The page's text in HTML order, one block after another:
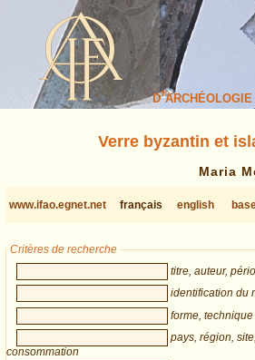
Verre byzantin et
Maria
www.ifao.egnet.net français english
Critères de recherche
titre, auteur,
identification du
forme,
pays, région,
consommation